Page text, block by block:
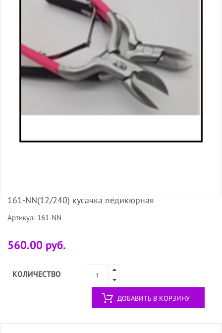
161-NN(12/240) кусачка педикюрная
Артикул: 161-NN
560.00 руб.
КОЛИЧЕСТВО
ДОБАВИТЬ В КОРЗИНУ